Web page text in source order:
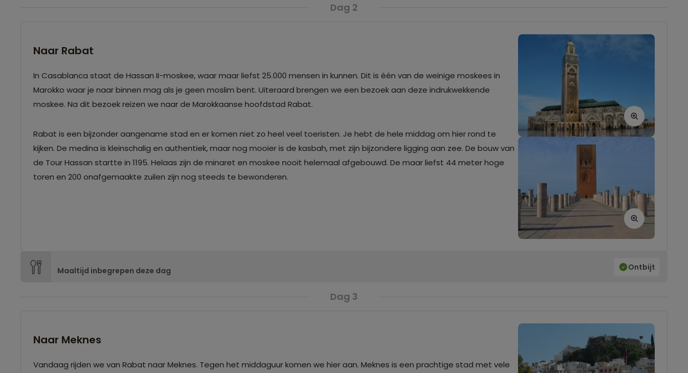
Dag 2
Naar Rabat
In Casablanca staat de Hassan II-moskee, waar maar liefst 25.000 mensen in kunnen. Dit is één van de weinige moskees in
Marokko waar je naar binnen mag als je geen moslim bent. Uiteraard brengen we een bezoek aan deze indrukwekkende
moskee. Na dit bezoek reizen we naar de Marokkaanse hoofdstad Rabat.
Rabat is een bijzonder aangename stad en er komen niet zo heel veel toeristen. Je hebt de hele middag om hier rond te
kijken. De medina is kleinschalig en authentiek, maar nog mooier is de kasbah, met zijn bijzondere ligging aan zee. De bouw van
de Tour Hassan startte in 1195. Helaas zijn de minaret en moskee nooit helemaal afgebouwd. De maar liefst 44 meter hoge
toren en 200 onafgemaakte zuilen zijn nog steeds te bewonderen.
Maaltijd inbegrepen deze dag Ontbijt
Dag 3
Naar Meknes
Vandaag rijden we van Rabat naar Meknes. Tegen het middaguur komen we hier aan. Meknes is een prachtige stad met vele